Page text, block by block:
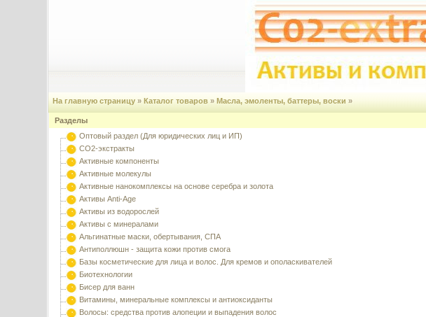
На главную страницу» Каталог товаров» Масла, эмоленты, баттеры, воски »
Разделы
Оптовый раздел (Для юридических лиц и ИП)
CO2-экстракты
Активные компоненты
Активные молекулы
Активные нанокомплексы на основе серебра и золота
Активы Anti-Age
Активы из водорослей
Активы с минералами
Альгинатные маски, обертывания, СПА
Антиполлюшн - защита кожи против смога
Базы косметические для лица и волос. Для кремов и ополаскивателей
Биотехнологии
Бисер для ванн
Витамины, минеральные комплексы и антиоксиданты
Волосы: средства против алопеции и выпадения волос